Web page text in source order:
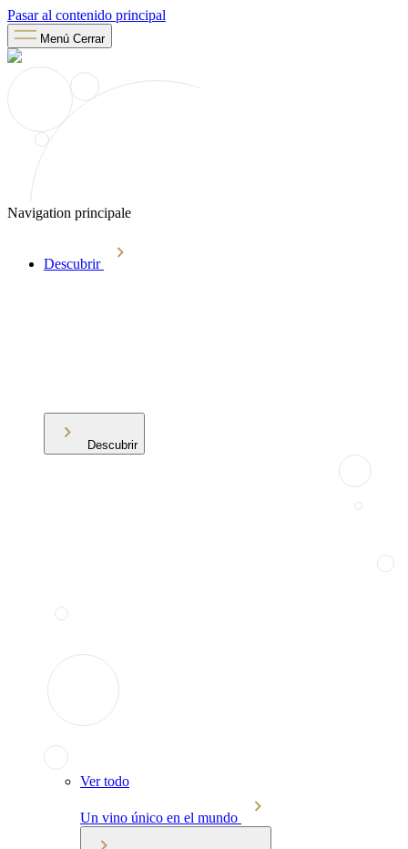
Pasar al contenido principal
Menú Cerrar
Navigation principale
Descubrir
Descubrir
Ver todo
Un vino único en el mundo